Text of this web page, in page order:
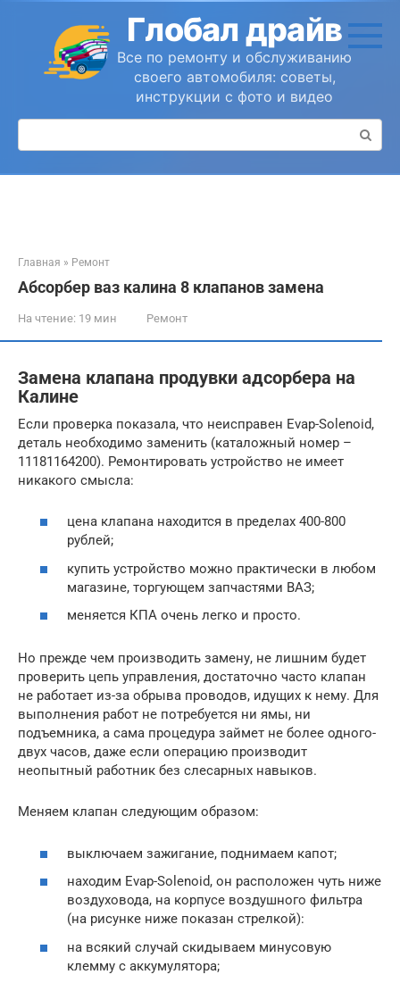
контенту
Глобал драйв
Все по ремонту и обслуживанию
своего автомобиля: советы,
инструкции с фото и видео
Поиск:
Главная » Ремонт
Абсорбер ваз калина 8 клапанов замена
На чтение: 19 мин Ремонт
Замена клапана продувки адсорбера на
Калине
Если проверка показала, что неисправен Evap-Solenoid,
деталь необходимо заменить (каталожный номер –
11181164200). Ремонтировать устройство не имеет
никакого смысла:
цена клапана находится в пределах 400-800
рублей;
купить устройство можно практически в любом
магазине, торгующем запчастями ВАЗ;
меняется КПА очень легко и просто.
Но прежде чем производить замену, не лишним будет
проверить цепь управления, достаточно часто клапан
не работает из-за обрыва проводов, идущих к нему. Для
выполнения работ не потребуется ни ямы, ни
подъемника, а сама процедура займет не более одного-
двух часов, даже если операцию производит
неопытный работник без слесарных навыков.
Меняем клапан следующим образом:
выключаем зажигание, поднимаем капот;
находим Evap-Solenoid, он расположен чуть ниже
воздуховода, на корпусе воздушного фильтра
(на рисунке ниже показан стрелкой):
на всякий случай скидываем минусовую
клемму с аккумулятора;